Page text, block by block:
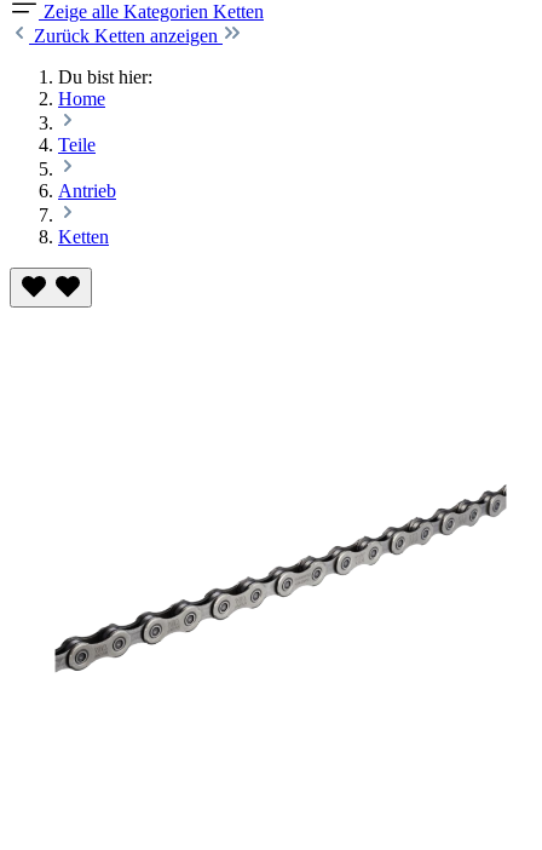
Zeige alle Kategorien Ketten
Zurück Ketten anzeigen
Du bist hier:
Home
Teile
Antrieb
Ketten